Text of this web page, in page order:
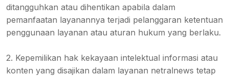
ditangguhkan atau dihentikan apabila dalam
pemanfaatan layanannya terjadi pelanggaran ketentuan
penggunaan layanan atau aturan hukum yang berlaku.
2. Kepemilikan hak kekayaan intelektual informasi atau
konten yang disajikan dalam layanan netralnews tetap